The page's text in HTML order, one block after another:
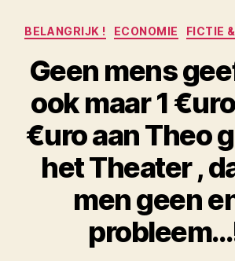
BELANGRIJK ! ECONOMIE FICTIE
Geen mens
ook maar 1
€uro aan Theo
het Theater ,
men geen